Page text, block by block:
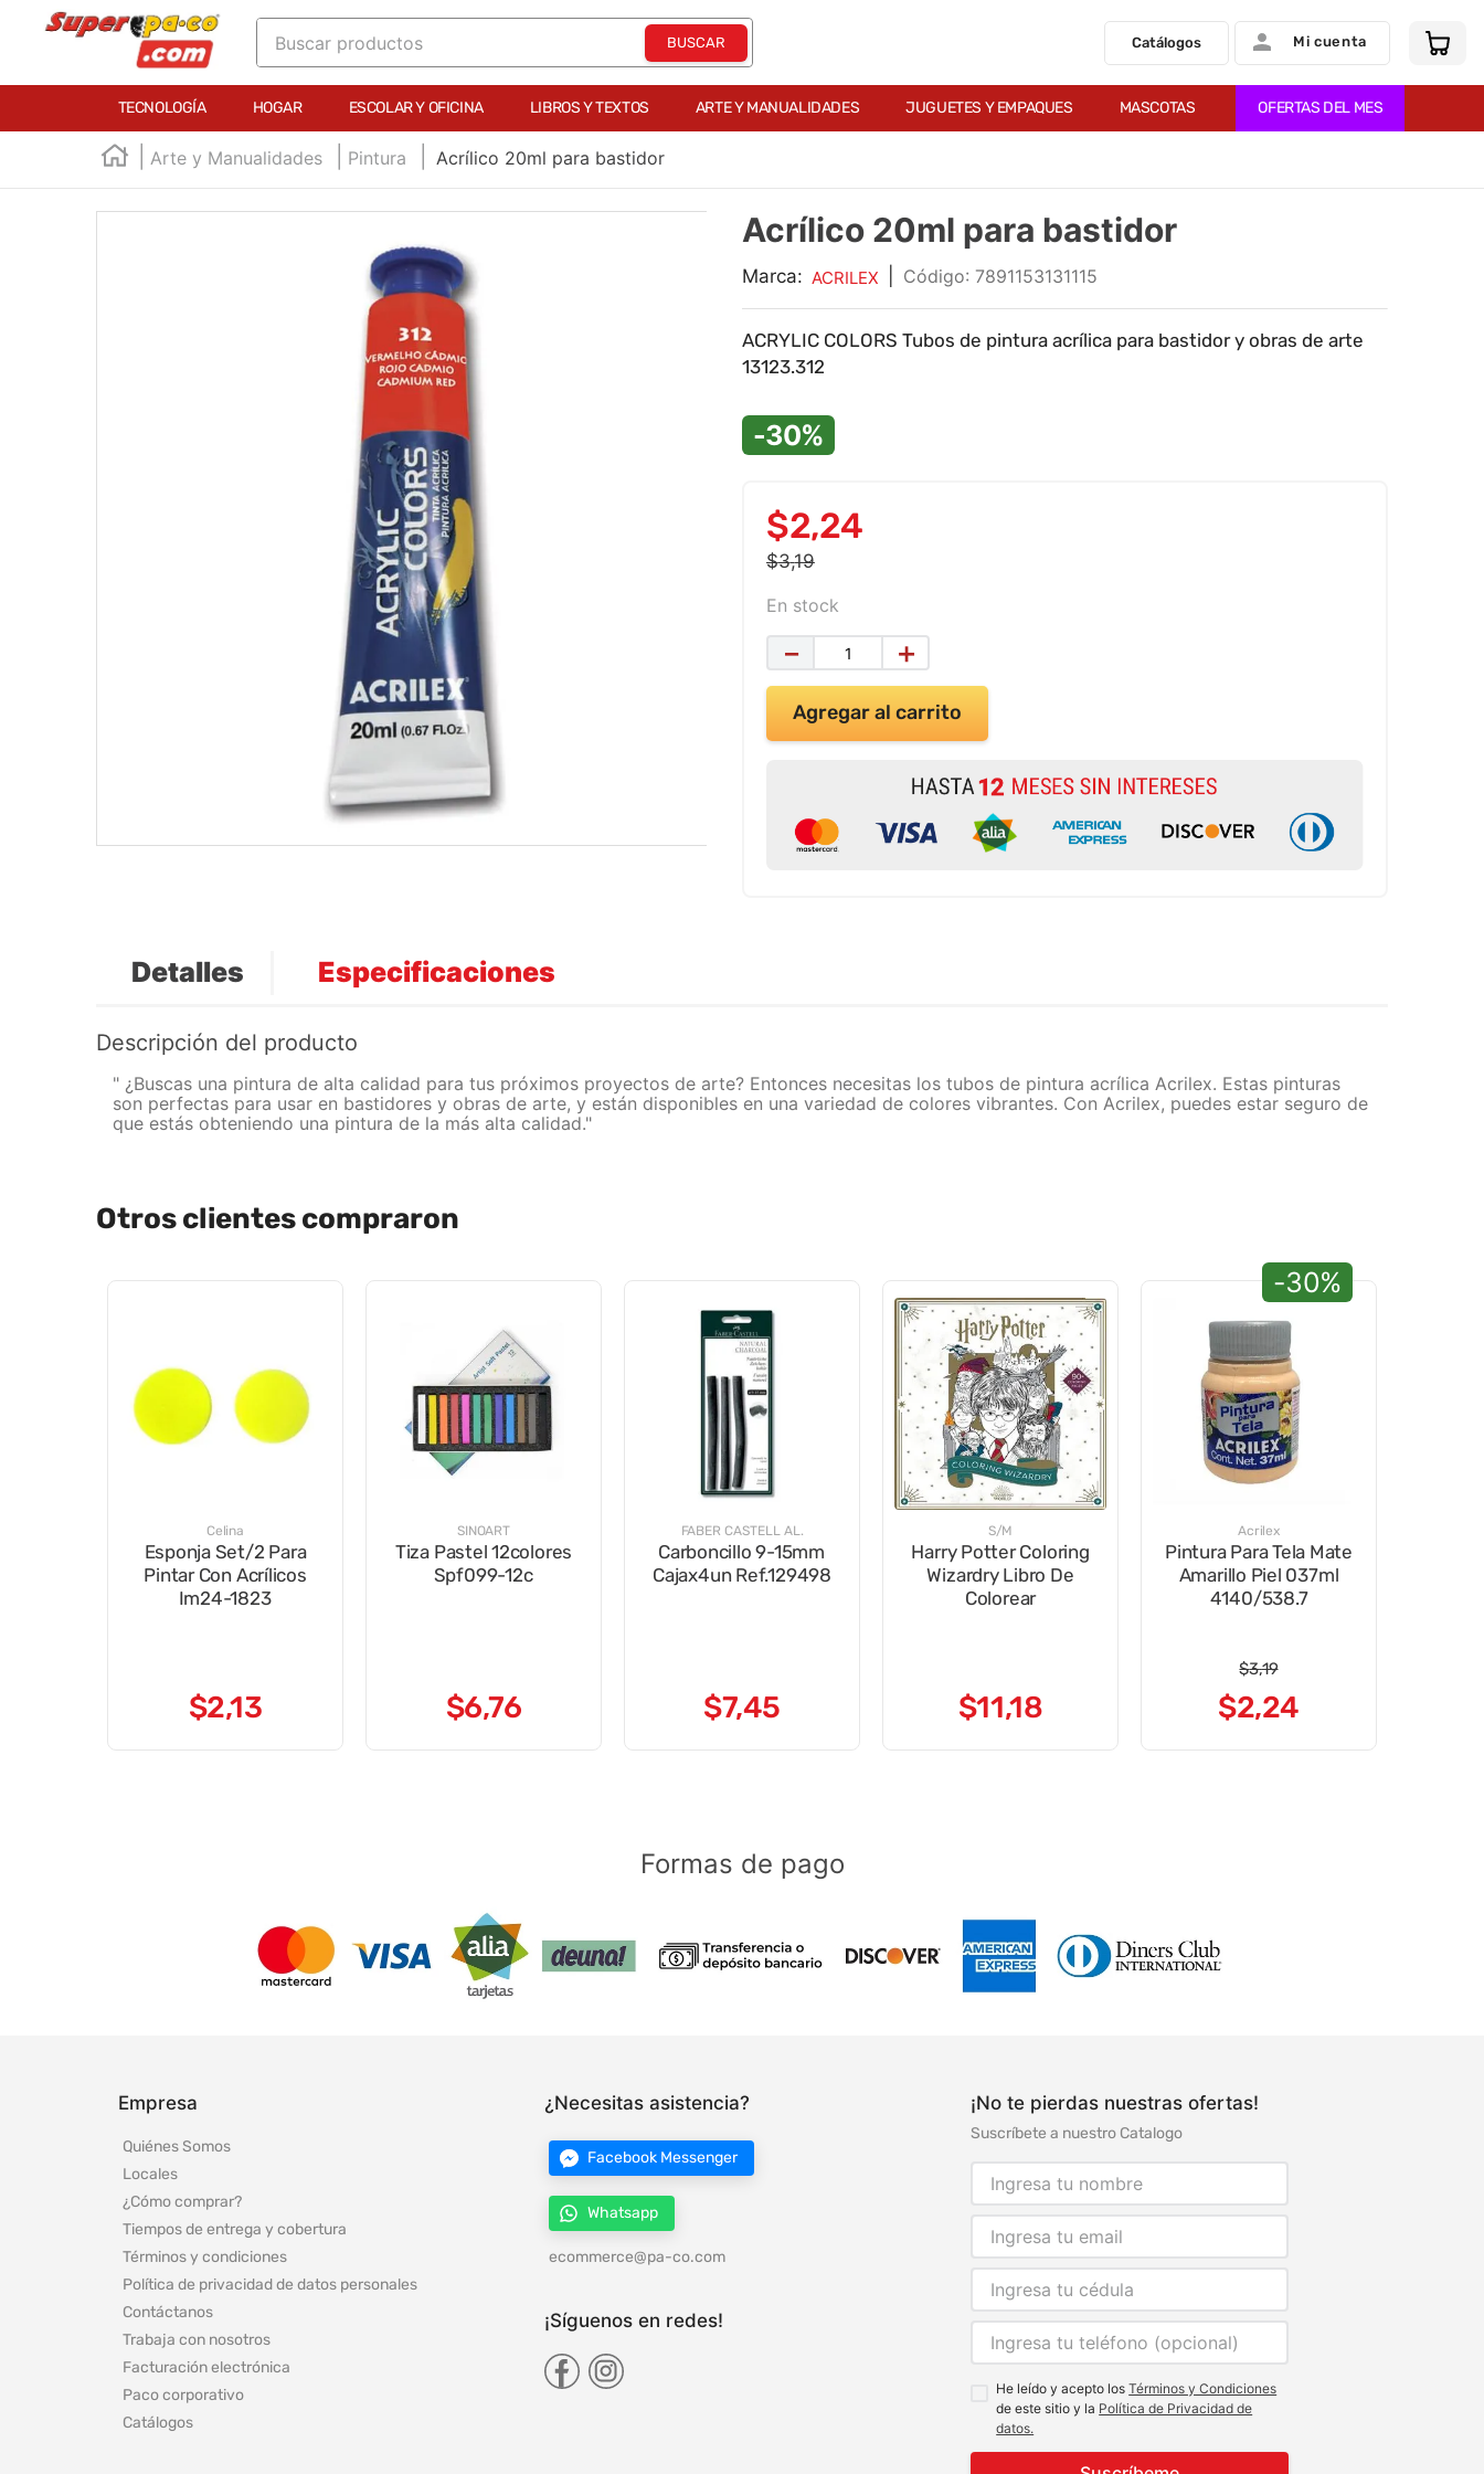
Buscar productos
Catálogos Mi cuenta
TECNOLOGÍA HOGAR ESCOLAR Y OFICINA LIBROS Y TEXTOS ARTE Y MANUALIDADES JUGUETES Y EMPAQUES MASCOTAS OFERTAS DEL MES
Arte y Manualidades Pintura Acrílico 20ml para bastidor
Acrílico 20ml para bastidor
Marca: ACRILEX : 7891153131115
ACRYLIC COLORS Tubos de pintura acrílica para bastidor y obras de arte
13123.312
-30%
$2,24
$3,19
En stock
＋
－
Agregar al carrito
Detalles Especificaciones
Descripción del producto
" ¿Buscas una pintura de alta calidad para tus próximos proyectos de arte? Entonces necesitas los tubos de pintura acrílica Acrilex. Estas pinturas
son perfectas para usar en bastidores y obras de arte, y están disponibles en una variedad de colores vibrantes. Con Acrilex, puedes estar seguro de
que estás obteniendo una pintura de la más alta calidad."
Otros clientes compraron
Celina
Esponja Set/2 Para
Pintar Con Acrílicos
Im24-1823
$2,13
SINOART
Tiza Pastel 12colores
Spf099-12c
$6,76
FABER CASTELL AL.
Carboncillo 9-15mm
Cajax4un Ref.129498
$7,45
S/M
Harry Potter Coloring
Wizardry Libro De
Colorear
$11,18
-30%
Acrilex
Pintura Para Tela Mate
Amarillo Piel 037ml
4140/538.7
$3,19
$2,24
Formas de pago
Empresa
Quiénes Somos
Locales
¿Cómo comprar?
Tiempos de entrega y cobertura
Términos y condiciones
Política de privacidad de datos personales
Contáctanos
Trabaja con nosotros
Facturación electrónica
Paco corporativo
Catálogos
¿Necesitas asistencia?
Facebook Messenger
Whatsapp
ecommerce@pa-co.com
¡Síguenos en redes!
¡No te pierdas nuestras ofertas!
Suscríbete a nuestro Catalogo
He leído y acepto losTérminos y Condiciones
de este sitio y la Política de Privacidad de
datos.
TÉRMINOS MÁS BUSCADOS
2.
marcador e300
marcadores
audifonos
impresora
calculadora